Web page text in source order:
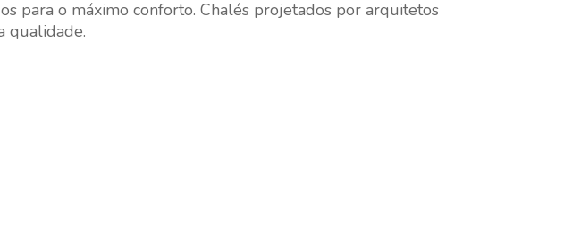
para o máximo conforto. Chalés projetados por arquitetos
qualidade.